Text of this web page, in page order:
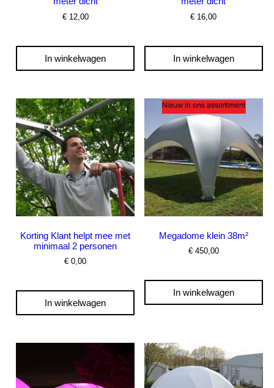
€12,00
In winkelwagen
€ 16,00
In winkelwagen
Korting Klant helpt mee met
minimaal 2 personen
€ 0,00
In winkelwagen
Megadome klein 38m²
€450,00
In winkelwagen